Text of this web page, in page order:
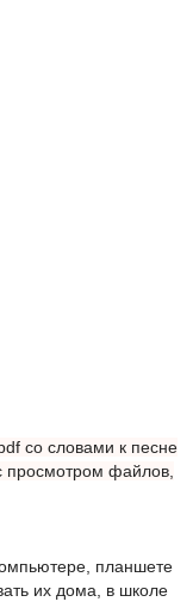
со словами к песне
просмотром файлов,
планшете
их дома, в школе